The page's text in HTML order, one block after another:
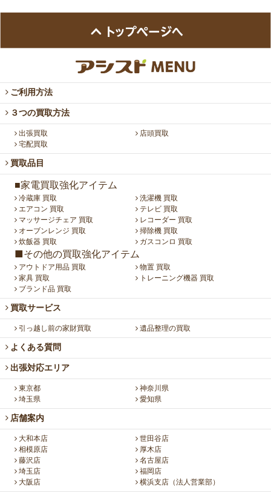
ご利用方法
３つの買取方法
出張買取
店頭買取
宅配買取
買取品目
■家電買取強化アイテム
冷蔵庫 買取
洗濯機 買取
エアコン 買取
テレビ 買取
マッサージチェア 買取
レコーダー 買取
オーブンレンジ 買取
掃除機 買取
炊飯器 買取
ガスコンロ 買取
■その他の買取強化アイテム
アウトドア用品 買取
物置 買取
家具 買取
トレーニング機器 買取
ブランド品 買取
買取サービス
引っ越し前の家財買取 遺品整理の買取
よくある質問
出張対応エリア
東京都
神奈川県
埼玉県
愛知県
店舗案内
大和本店
世田谷店
相模原店
厚木店
藤沢店
名古屋店
埼玉店
福岡店
大阪店
横浜支店（法人営業部）